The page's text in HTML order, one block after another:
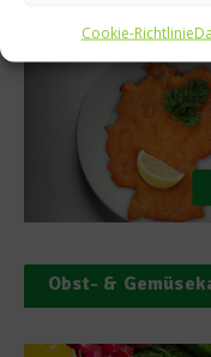
Cookie-Richtlinie
Obst- &